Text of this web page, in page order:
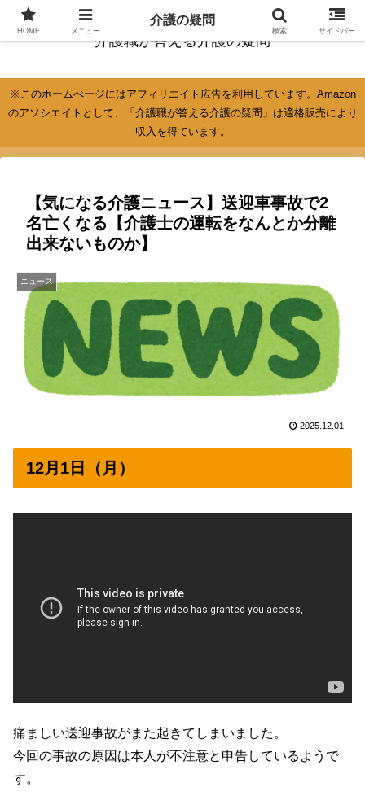
介護職が答える介護の疑問
※このホームぺージにはアフィリエイト広告を利用しています。Amazon
のアソシエイトとして、「介護職が答える介護の疑問」は適格販売により
収入を得ています。
【気になる介護ニュース】送迎車事故で2
名亡くなる【介護士の運転をなんとか分離
出来ないものか】
ニュース
2025.12.01
12月1日（月）
痛ましい送迎事故がまた起きてしまいました。
今回の事故の原因は本人が不注意と申告しているようで
す。
HOME メニュー
介護の疑問
検索 サイドバー